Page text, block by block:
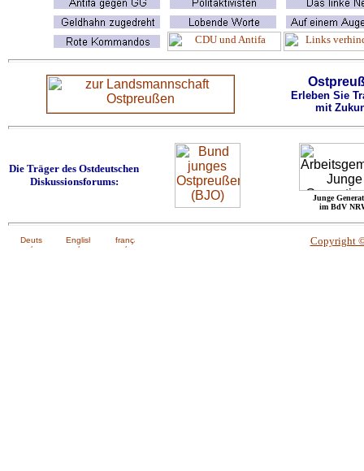
Erleben Sie
mit
Die Träger des Ostdeutschen
Diskussionsforums:
Junge
im BdV
Copyright